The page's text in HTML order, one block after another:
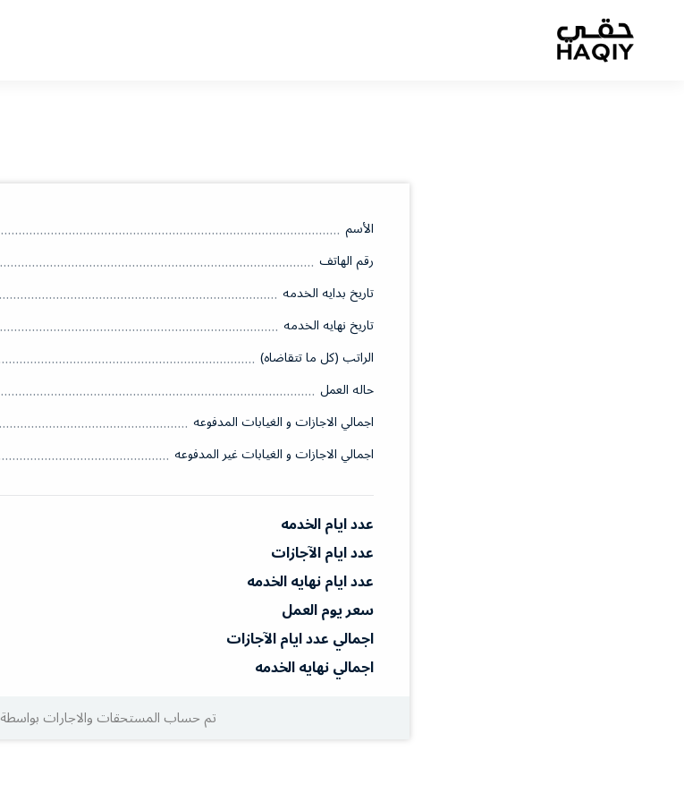
الأسم
رقم الهاتف
تاريخ بدايه الخدمه
تاريخ نهايه الخدمه
الراتب (كل ما تتقاضاه)
حاله العمل
اجمالي الاجازات و الغيابات المدفوعه
اجمالي الاجازات و الغيابات غير المدفوعه
عدد ايام الخدمه
عدد ايام الآجازات
عدد ايام نهايه الخدمه
سعر يوم العمل
اجمالي عدد ايام الآجازات
اجمالي نهايه الخدمه
تم حساب المستحقات والاجارات بواسطة